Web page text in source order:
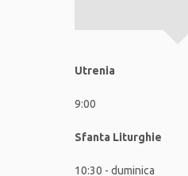
Utrenia
9:00
Sfanta Liturghie
10:30 - duminica